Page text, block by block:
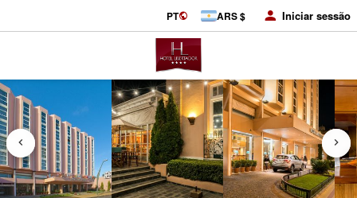
PT ARS $ Iniciar sessão